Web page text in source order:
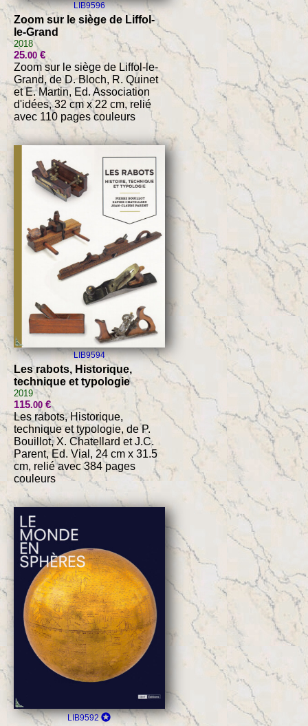
LIB9596
Zoom sur le siège de Liffol-
le-Grand
2018
25.00€
Zoom sur le siège de Liffol-le-
Grand, de D. Bloch, R. Quinet
et E. Martin, Ed. Association
d'idées, 32 cm x 22 cm, relié
avec 110 pages couleurs
LIB9594
Les rabots, Historique,
technique et typologie
2019
115.00€
Les rabots, Historique,
technique et typologie, de P.
Bouillot, X. Chatellard et J.C.
Parent, Ed. Vial, 24 cm x 31.5
cm, relié avec 384 pages
couleurs
LIB9592